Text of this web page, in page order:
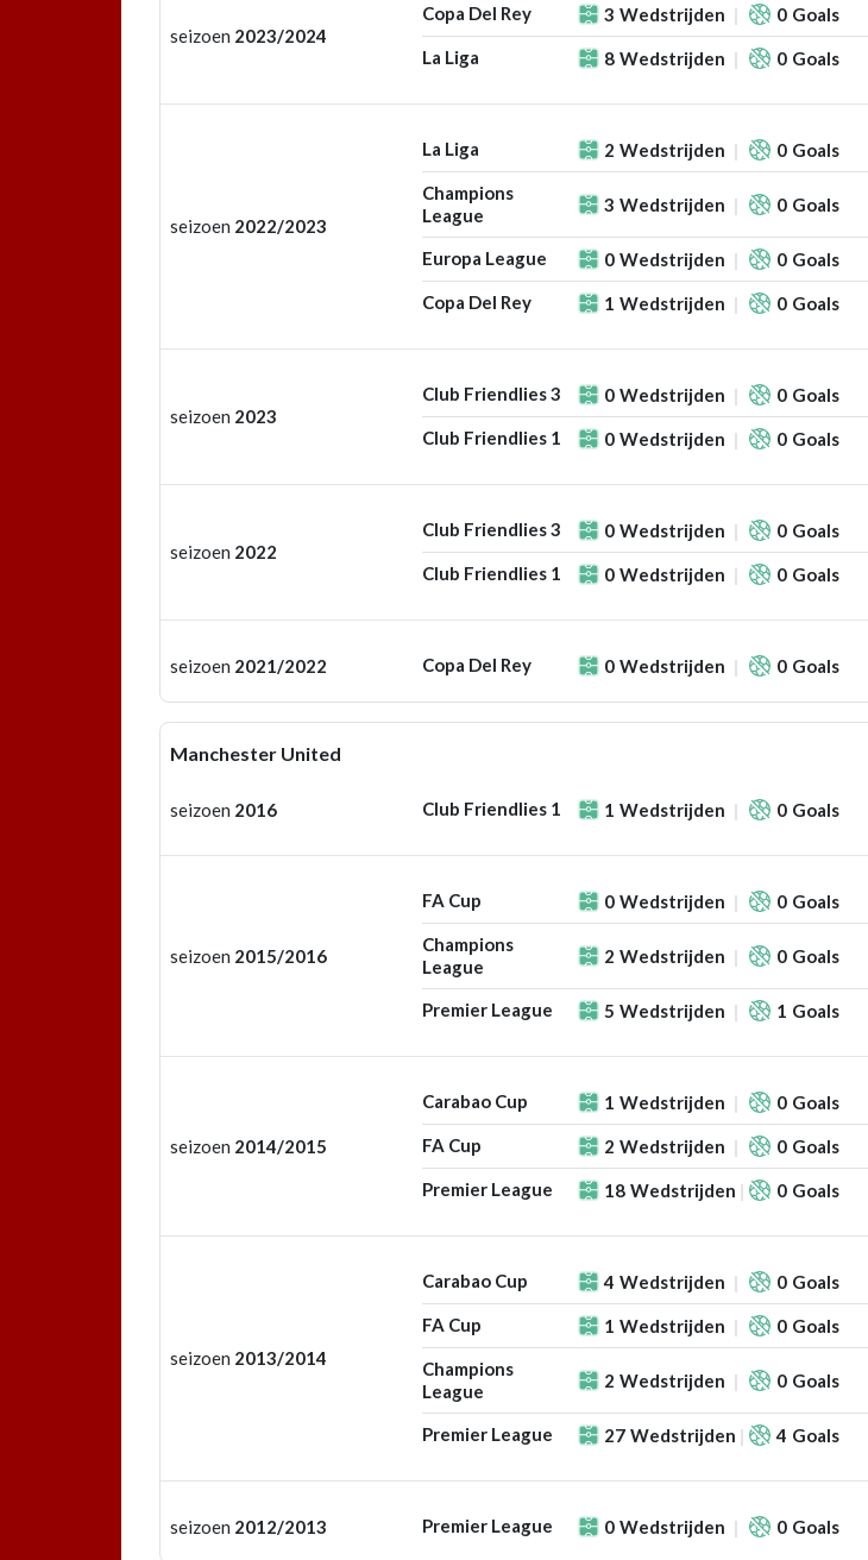
seizoen 2023/2024
Copa Del Rey 3 Wedstrijden 0 Goals
La Liga 8 Wedstrijden 0 Goals
seizoen 2022/2023
La Liga 2 Wedstrijden 0 Goals
Champions
League
3 Wedstrijden 0 Goals
Europa League 0 Wedstrijden 0 Goals
Copa Del Rey 1 Wedstrijden 0 Goals
seizoen 2023
Club Friendlies 3 0 Wedstrijden 0 Goals
Club Friendlies 1 0 Wedstrijden 0 Goals
seizoen 2022
Club Friendlies 3 0 Wedstrijden 0 Goals
Club Friendlies 1 0 Wedstrijden 0 Goals
seizoen 2021/2022 Copa Del Rey 0 Wedstrijden 0 Goals
Manchester United
seizoen 2016 Club Friendlies 1 1 Wedstrijden 0 Goals
seizoen 2015/2016
FA Cup 0 Wedstrijden 0 Goals
Champions
League
2 Wedstrijden 0 Goals
Premier League 5 Wedstrijden 1 Goals
seizoen 2014/2015
Carabao Cup 1 Wedstrijden 0 Goals
FA Cup 2 Wedstrijden 0 Goals
Premier League 18 Wedstrijden 0 Goals
seizoen 2013/2014
Carabao Cup 4 Wedstrijden 0 Goals
FA Cup 1 Wedstrijden 0 Goals
Champions
League
2 Wedstrijden 0 Goals
Premier League 27 Wedstrijden 4 Goals
seizoen 2012/2013 Premier League 0 Wedstrijden 0 Goals